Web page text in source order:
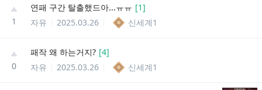
1
연패 구간 탈출했드아...ㅠㅠ [1]
자유
2025.03.26 신세계1
0
패작 왜 하는거지? [4]
자유
2025.03.26 신세계1